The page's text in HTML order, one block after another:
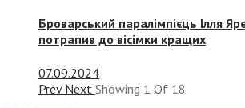
Броварський паралімпієць Ілля
потрапив до вісімки кращих
07.09.2024
Prev Next Showing 1 Of 18